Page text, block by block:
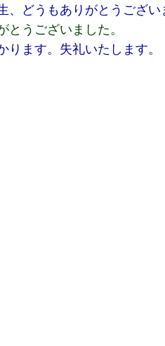
、どうもありがとうござい
とうございました。
ります。失礼いたします。